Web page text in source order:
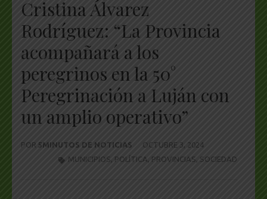
Cristina Álvarez
Rodríguez: “La Provincia
acompañará a los
peregrinos en la 50°
Peregrinación a Luján con
un amplio operativo”
POR 5MINUTOS DE NOTICIAS
OCTUBRE 3, 2024
MUNICIPIOS, POLÍTICA, PROVINCIAS, SOCIEDAD